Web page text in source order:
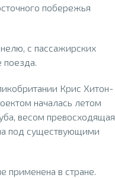
побережья
с пассажирских
поезда.
Крис Хитон-
началась летом
весом превосходящая
под существующими
применена в стране.